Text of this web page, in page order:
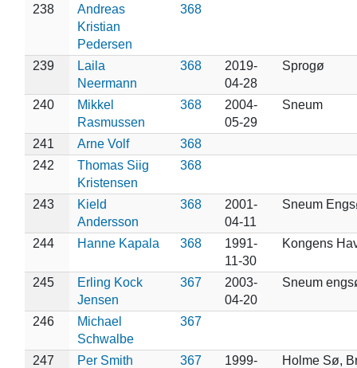
238
Andreas
Kristian
Pedersen
368
239
Laila
Neermann
368
2019-
04-28
Sprogø
240
Mikkel
Rasmussen
368
2004-
05-29
Sneum
241 Arne Volf
368
242
Thomas Siig
Kristensen
368
243
Kield
Andersson
368
2001-
04-11
Sneum
244 Hanne Kapala 368
1991-
11-30
Kongens
245
Erling Kock
Jensen
367
2003-
04-20
Sneum
246
Michael
Schwalbe
367
247 Per Smith 367
1999-
Holme Sø,